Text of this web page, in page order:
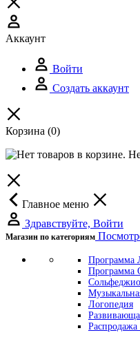
Аккаунт
Войти
Создать аккаунт
Корзина (0)
Главное меню
Здравствуйте, Войти
Магазин по категориям
Программа
Программа
Сольфеджио
Логопедия
Распродажа